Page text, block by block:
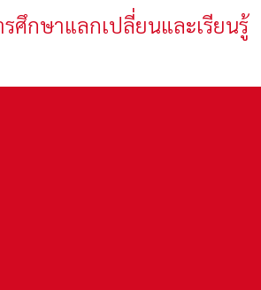
ศึกษาแลกเปลี่ยนและเรียนรู้